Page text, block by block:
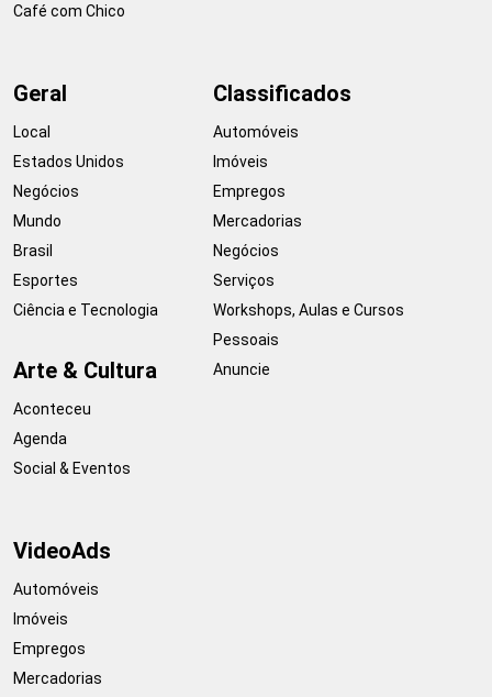
Café com Chico
Geral
Local
Estados Unidos
Negócios
Mundo
Brasil
Esportes
Ciência e Tecnologia
Arte & Cultura
Aconteceu
Agenda
Social & Eventos
Classificados
Automóveis
Imóveis
Empregos
Mercadorias
Negócios
Serviços
Workshops, Aulas e Cursos
Pessoais
Anuncie
VideoAds
Automóveis
Imóveis
Empregos
Mercadorias